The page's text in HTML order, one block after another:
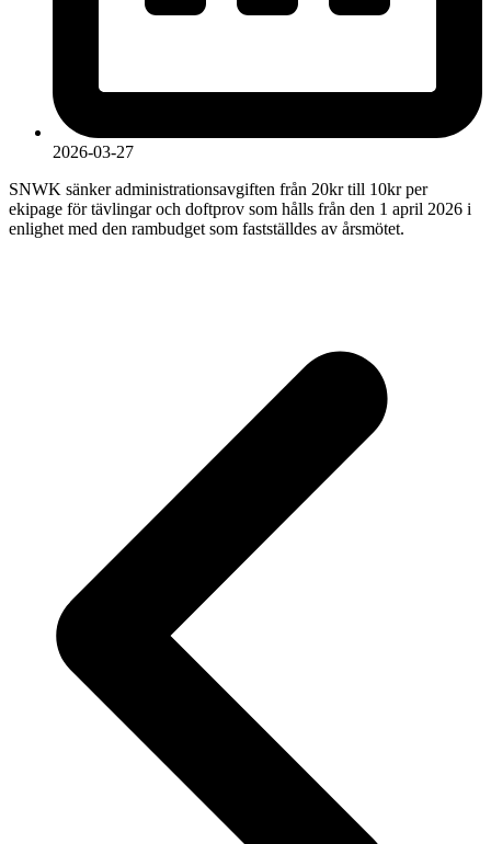
2026-03-27
SNWK sänker administrationsavgiften från 20kr till 10kr per
ekipage för tävlingar och doftprov som hålls från den 1 april 2026 i
enlighet med den rambudget som fastställdes av årsmötet.